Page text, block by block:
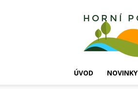
ÚVOD NOVINKY